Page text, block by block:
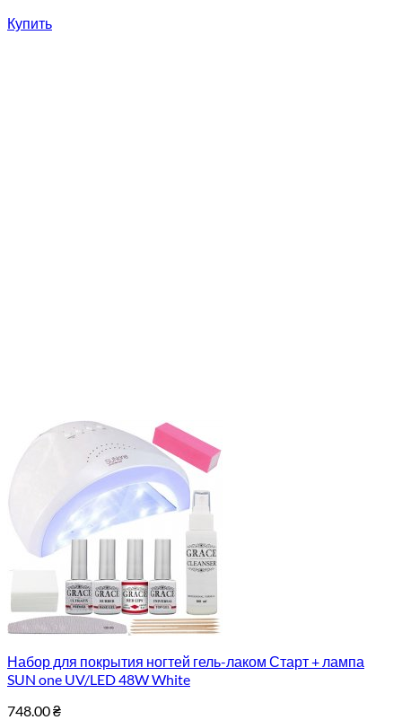
Купить
Набор для покрытия ногтей гель-лаком Старт + лампа
SUN one UV/LED 48W White
748.00₴